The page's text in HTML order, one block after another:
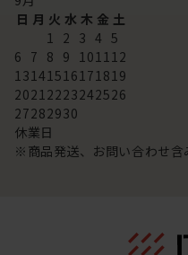
日 月 火 水 木 金 土
1 2 3 4 5
6 7 8 9 101112
13141516171819
20212223242526
27282930
休業日
※商品発送、お問い合わせ含